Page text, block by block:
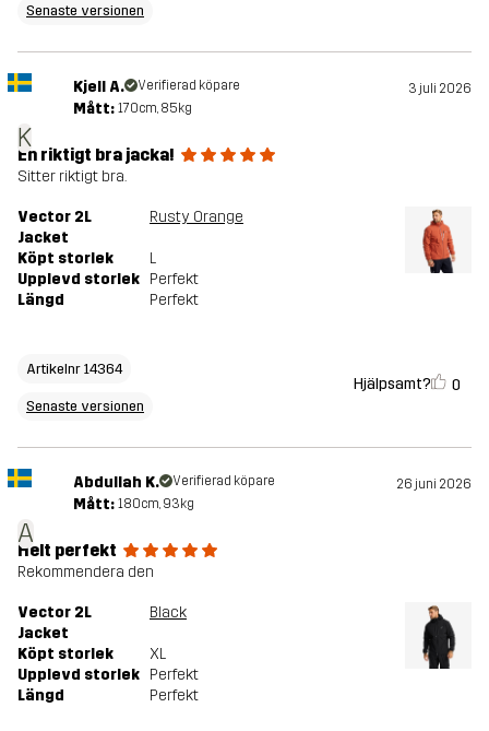
Senaste versionen
K
Kjell A. Verifierad köpare 3 juli 2026
Mått: 170cm, 85kg
En riktigt bra jacka!
Sitter riktigt bra.
Vector 2L
Jacket
Rusty Orange
Köpt storlek
L
Upplevd storlek Perfekt
Längd
Perfekt
Artikelnr 14364
Senaste versionen
Hjälpsamt? 0
A
Abdullah K. Verifierad köpare 26 juni 2026
Mått: 180cm, 93kg
Helt perfekt
Rekommendera den
Vector 2L
Jacket
Black
Köpt storlek
XL
Upplevd storlek Perfekt
Längd
Perfekt